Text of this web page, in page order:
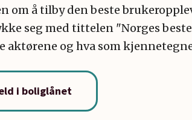
om å tilby den beste
seg med tittelen "Norges
aktørene og hva som
i boliglånet